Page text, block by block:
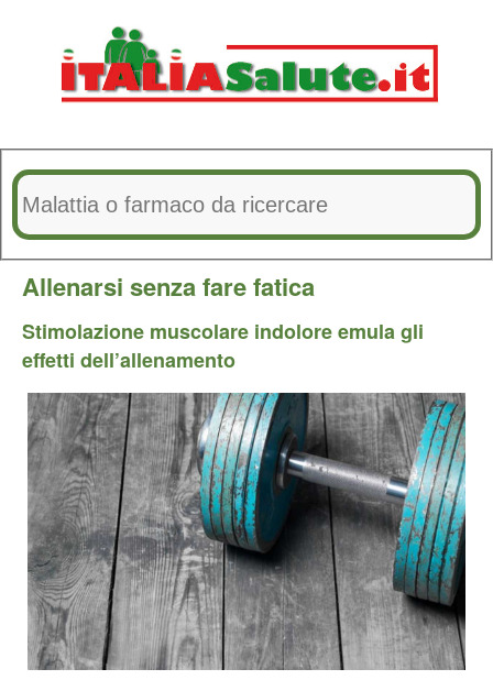
Allenarsi senza fare fatica
Stimolazione muscolare indolore emula gli
effetti dell’allenamento